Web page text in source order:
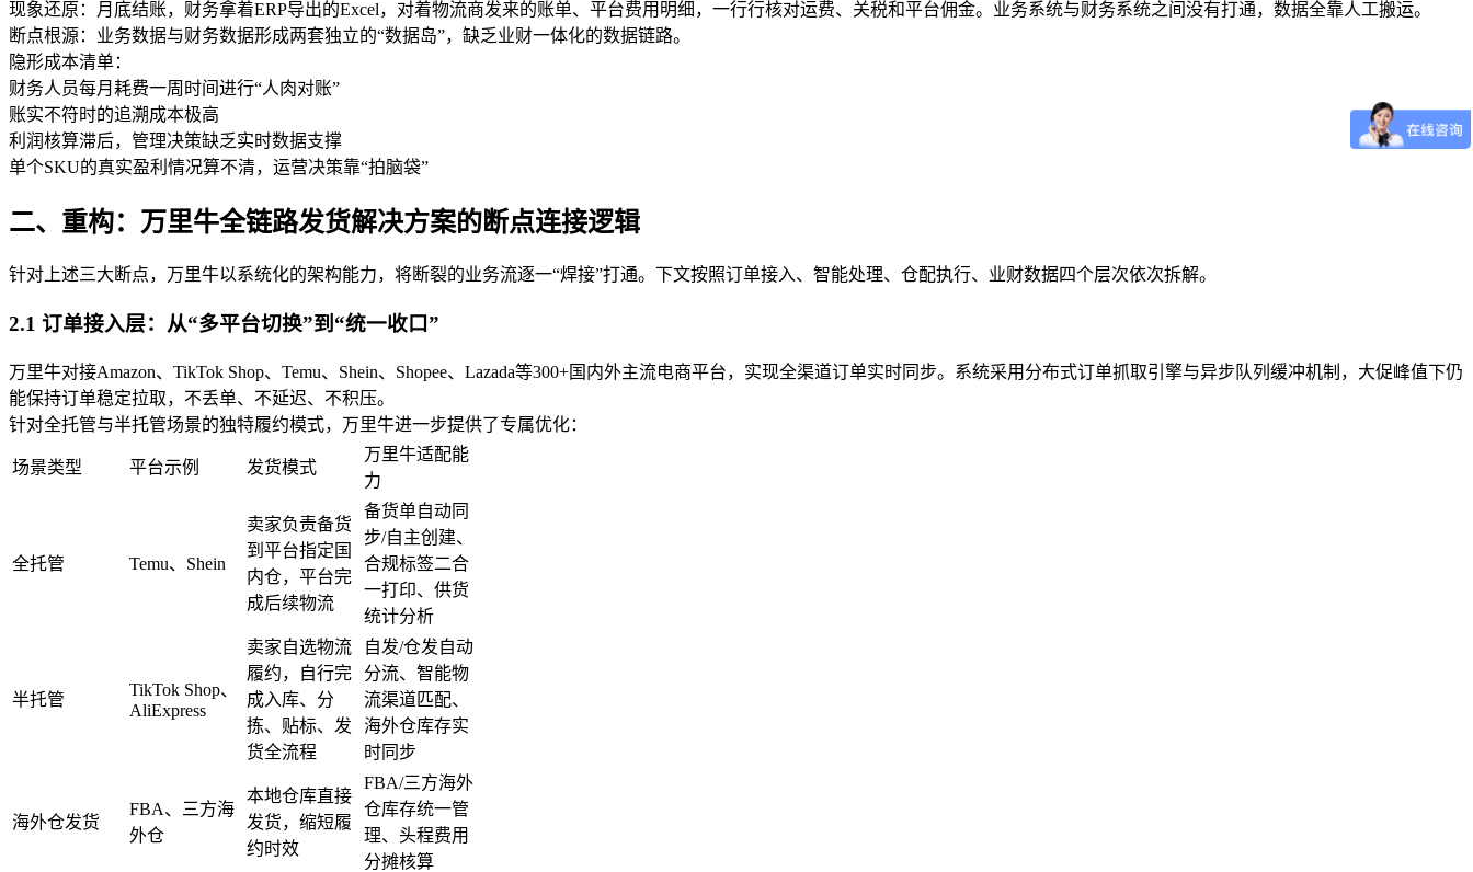
现象还原：月底结账，财务拿着ERP导出的Excel，对着物流商发来的账单、平台费用明细，一行行核对运费、关税和平台佣金。业务系统与财务系统之间没有打通，数据全靠人工搬运。
断点根源：业务数据与财务数据形成两套独立的“数据岛”，缺乏业财一体化的数据链路。
隐形成本清单：
财务人员每月耗费一周时间进行“人肉对账”
账实不符时的追溯成本极高
利润核算滞后，管理决策缺乏实时数据支撑
单个SKU的真实盈利情况算不清，运营决策靠“拍脑袋”
二、重构：万里牛全链路发货解决方案的断点连接逻辑
针对上述三大断点，万里牛以系统化的架构能力，将断裂的业务流逐一“焊接”打通。下文按照订单接入、智能处理、仓配执行、业财数据四个层次依次拆解。
2.1 订单接入层：从“多平台切换”到“统一收口”
万里牛对接Amazon、TikTok Shop、Temu、Shein、Shopee、Lazada等300+国内外主流电商平台，实现全渠道订单实时同步。系统采用分布式订单抓取引擎与异步队列缓冲机制，大促峰值下仍
能保持订单稳定拉取，不丢单、不延迟、不积压。
针对全托管与半托管场景的独特履约模式，万里牛进一步提供了专属优化：
场景类型 平台示例 发货模式
万里牛适配能
力
全托管 Temu、Shein
卖家负责备货
到平台指定国
内仓，平台完
成后续物流
备货单自动同
步/自主创建、
合规标签二合
一打印、供货
统计分析
半托管
TikTok Shop、
AliExpress
卖家自选物流
履约，自行完
成入库、分
拣、贴标、发
货全流程
自发/仓发自动
分流、智能物
流渠道匹配、
海外仓库存实
时同步
海外仓发货
FBA、三方海
外仓
本地仓库直接
发货，缩短履
约时效
FBA/三方海外
仓库存统一管
理、头程费用
分摊核算